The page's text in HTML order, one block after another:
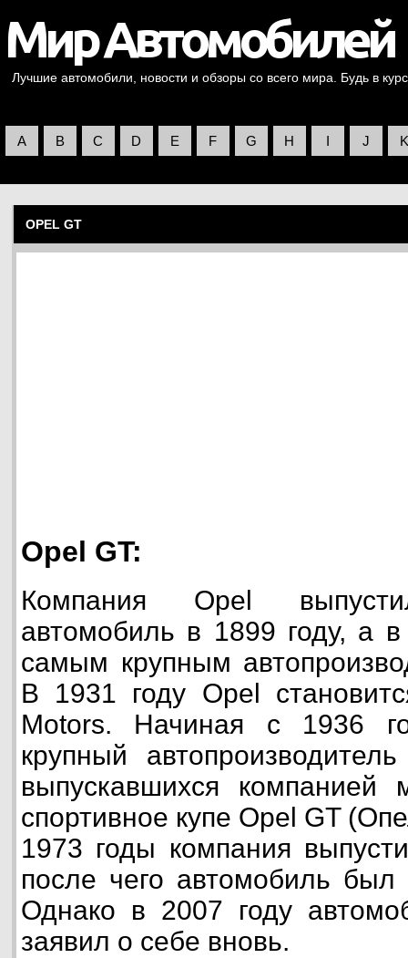
Лучшие автомобили, новости и обзоры со всего мира. Будь в
A B C D E F G H I J K
OPEL GT
Opel GT:
Компания Opel
автомобиль в 1899 году, а
самым крупным
В 1931 году Opel
Motors. Начиная с 1936
крупный
выпускавшихся
спортивное купе Opel GT
1973 годы компания
после чего автомобиль был
Однако в 2007 году
заявил о себе вновь.